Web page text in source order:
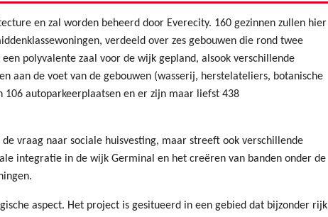
en zal worden beheerd door Everecity. 160 gezinnen zullen hier
verdeeld over zes gebouwen die rond twee
polyvalente zaal voor de wijk gepland, alsook verschillende
aan de voet van de gebouwen (wasserij, herstelateliers, botanische
autoparkeerplaatsen en er zijn maar liefst 438
vraag naar sociale huisvesting, maar streeft ook verschillende
integratie in de wijk Germinal en het creëren van banden onder de
aspect. Het project is gesitueerd in een gebied dat bijzonder rijk